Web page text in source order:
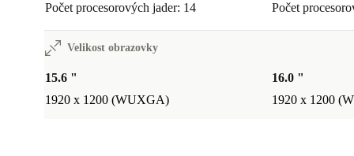
Počet procesorových jader: 14 Počet
Velikost obrazovky
15.6 "
1920 x 1200 (WUXGA)
16.0 "
1920 x 1200